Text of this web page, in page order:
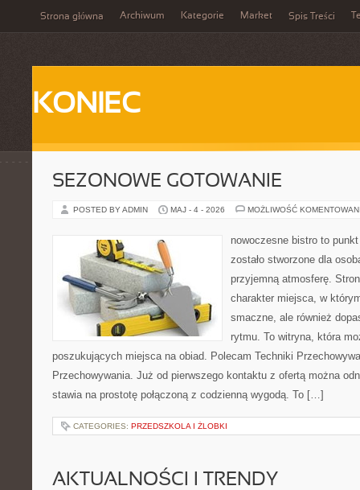
Strona główna Archiwum Kategorie Market Spis Treści
KONIEC
SEZONOWE GOTOWANIE
POSTED BY ADMIN MAJ - 4 - 2026 MOŻLIWOŚĆ
nowoczesne bistro to
zostało stworzone dla
przyjemną atmosferę.
charakter miejsca, w
smaczne, ale również
rytmu. To witryna, która
poszukujących miejsca na obiad. Polecam Techniki
Przechowywania. Już od pierwszego kontaktu z ofertą można
stawia na prostotę połączoną z codzienną wygodą. To […]
CATEGORIES: PRZEDSZKOLA I ŻLOBKI
AKTUALNOŚCI I TRENDY